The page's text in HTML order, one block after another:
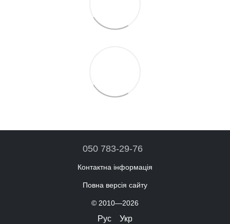
050 783-29-76
Контактна інформація
Повна версія сайту
© 2010—2026
Рус Укр